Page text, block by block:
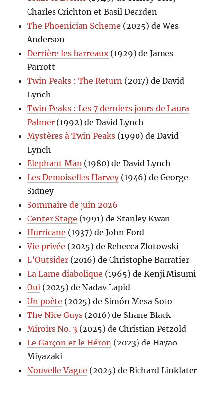
Charles Crichton et Basil Dearden
The Phoenician Scheme (2025) de Wes
Anderson
Derrière les barreaux (1929) de James
Parrott
Twin Peaks : The Return (2017) de David
Lynch
Twin Peaks : Les 7 derniers jours de Laura
Palmer (1992) de David Lynch
Mystères à Twin Peaks (1990) de David
Lynch
Elephant Man (1980) de David Lynch
Les Demoiselles Harvey(1946) de George
Sidney
Sommaire de juin 2026
Center Stage (1991) de Stanley Kwan
Hurricane (1937) de John Ford
Vie privée (2025) de Rebecca Zlotowski
L’Outsider (2016) de Christophe Barratier
La Lame diabolique (1965) de Kenji Misumi
Oui (2025) de Nadav Lapid
Un poète (2025) de Simón Mesa Soto
The Nice Guys (2016) de Shane Black
Miroirs No. 3 (2025) de Christian Petzold
Le Garçon et le Héron (2023) de Hayao
Miyazaki
Nouvelle Vague (2025) de Richard Linklater